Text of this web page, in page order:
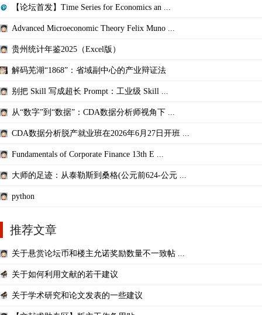
【论坛首发】Time Series for Economics an ...
Advanced Microeconomic Theory Felix Muno ...
贵州统计年鉴2025（Excel版）
解码芜湖“1868”：省域副中心的产业辩证法
别把 Skill 写成超长 Prompt：工业级 Skill ...
从“数字”到“数据”：CDA数据分析师视角下 ...
CDA数据分析脱产就业班在2026年6月27日开班 ...
Fundamentals of Corporate Finance 13th E ...
大师的足迹：从泰勒斯到桑格(公元前624-公元 ...
python
推荐文章
关于悬赏论坛币和楼主允诺奖励数量不一致帖 ...
关于如何利用文献的若干建议
关于学术研究和论文发表的一些建议